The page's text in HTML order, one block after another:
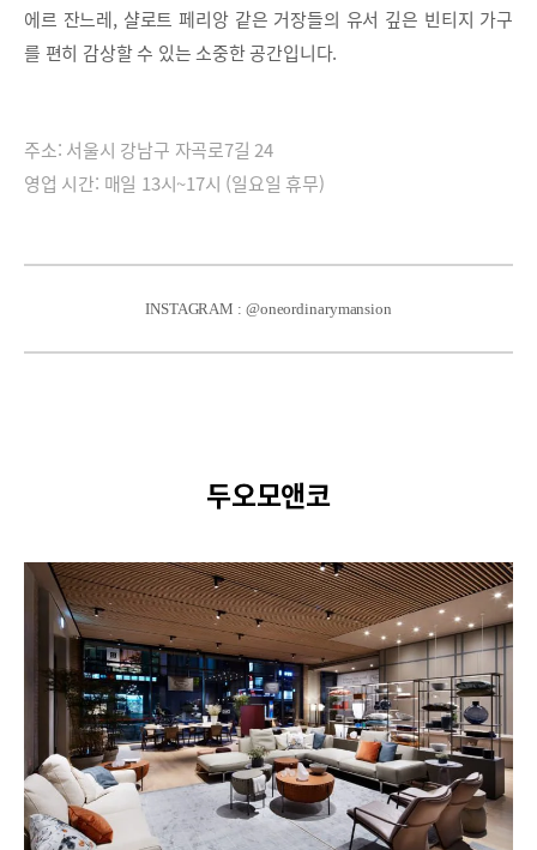
에르 잔느레, 샬로트 페리앙 같은 거장들의 유서 깊은 빈티지 가구
를 편히 감상할 수 있는 소중한 공간입니다.
주소: 서울시 강남구 자곡로7길 24
영업 시간: 매일 13시~17시 (일요일 휴무)
INSTAGRAM : @oneordinarymansion
두오모앤코